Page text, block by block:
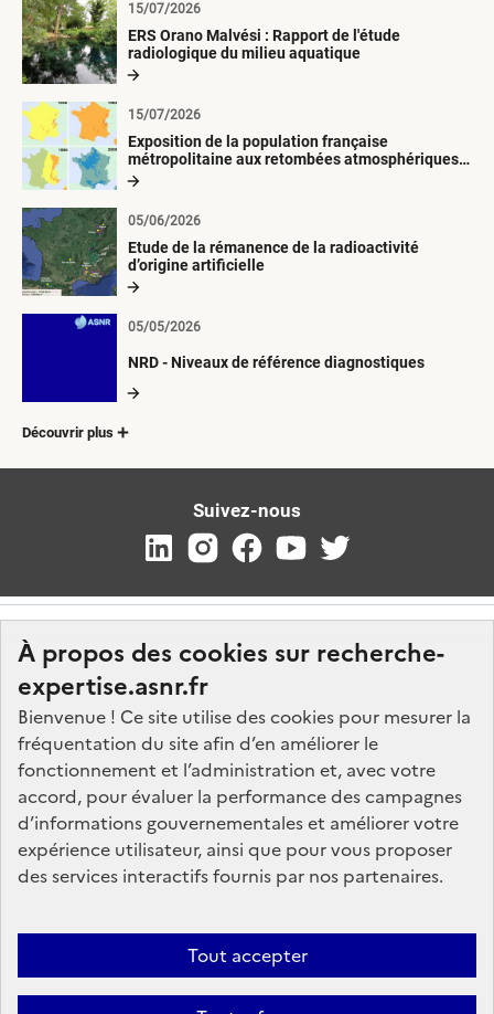
À propos des cookies sur recherche-
expertise.asnr.fr
Bienvenue ! Ce site utilise des cookies pour mesurer la
fréquentation du site afin d’en améliorer le
fonctionnement et l’administration et, avec votre
accord, pour évaluer la performance des campagnes
d’informations gouvernementales et améliorer votre
expérience utilisateur, ainsi que pour vous proposer
des services interactifs fournis par nos partenaires.
Tout accepter
ERS Orano Malvési : Rapport de l'étude
radiologique du milieu aquatique
15/07/2026
Exposition de la population française
métropolitaine aux retombées atmosphériques
radioactives depuis 1945
15/07/2026
Etude de la rémanence de la radioactivité
d’origine artificielle
05/06/2026
NRD - Niveaux de référence diagnostiques
05/05/2026
Découvrir plus
Suivez-nous
Nos marchés
Nos offres d'emploi
FAQ
Glossaire
Plan du site